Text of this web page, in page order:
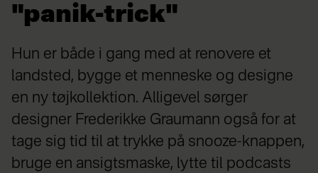
"panik-trick"
Hun er både i gang med at renovere et
landsted, bygge et menneske og designe
en ny tøjkollektion. Alligevel sørger
designer Frederikke Graumann også for at
tage sig tid til at trykke på snooze-knappen,
bruge en ansigtsmaske, lytte til podcasts